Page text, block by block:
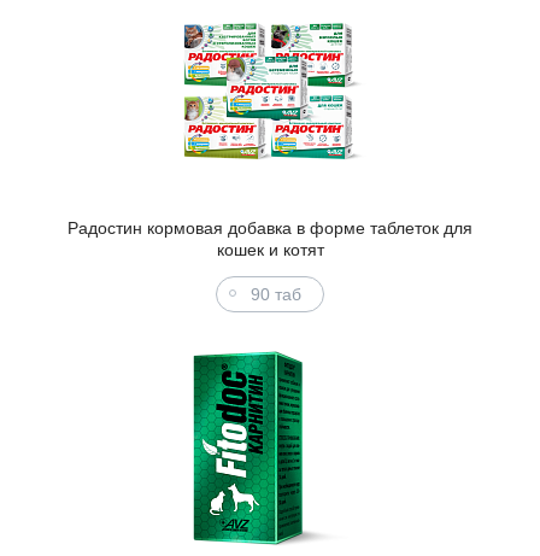
Радостин кормовая добавка в форме таблеток для
кошек и котят
90 таб